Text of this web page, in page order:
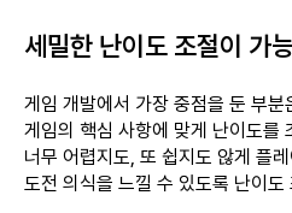
세밀한 난이도 조절이 가
게임 개발에서 가장 중점을 둔 부
게임의 핵심 사항에 맞게 난이도를
너무 어렵지도, 또 쉽지도 않게 플
도전 의식을 느낄 수 있도록 난이